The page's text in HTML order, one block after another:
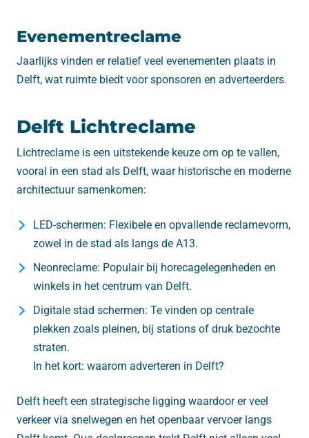
Evenementreclame
Jaarlijks vinden er relatief veel evenementen plaats in
Delft, wat ruimte biedt voor sponsoren en adverteerders.
Delft Lichtreclame
Lichtreclame is een uitstekende keuze om op te vallen,
vooral in een stad als Delft, waar historische en moderne
architectuur samenkomen:
LED-schermen: Flexibele en opvallende reclamevorm,
zowel in de stad als langs de A13.
Neonreclame: Populair bij horecagelegenheden en
winkels in het centrum van Delft.
Digitale stad schermen: Te vinden op centrale
plekken zoals pleinen, bij stations of druk bezochte
straten.
In het kort: waarom adverteren in Delft?
Delft heeft een strategische ligging waardoor er veel
verkeer via snelwegen en het openbaar vervoer langs